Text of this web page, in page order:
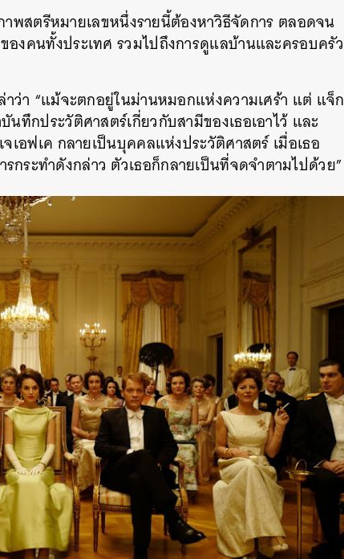
สตรีหมายเลขหนึ่งรายนี้ต้องหาวิธีจัดการ ตลอดจน
งคนทั้งประเทศ รวมไปถึงการดูแลบ้านและครอบครัว
าว่า “แม้จะตกอยู่ในม่านหมอกแห่งความเศร้า แต่ แจ็ก
ทึกประวัติศาสตร์เกี่ยวกับสามีของเธอเอาไว้ และ
เอฟเค กลายเป็นบุคคลแห่งประวัติศาสตร์ เมื่อเธอ
ระทำดังกล่าว ตัวเธอก็กลายเป็นที่จดจำตามไปด้วย”